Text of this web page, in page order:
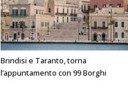
Brindisi e Taranto, torna
l’appuntamento con 99 Borghi